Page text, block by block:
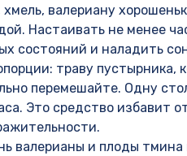
валериану
Настаивать не менее
состояний и наладить
траву
перемешайте. Одну
Это средство избавит
валерианы и плоды